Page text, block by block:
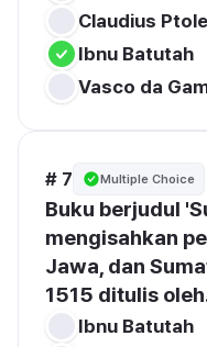
Claudius
Ibnu Batutah
Vasco da
# 7 Multiple Choice
Buku berjudul
mengisahkan
Jawa, dan
1515 ditulis
Ibnu Batutah